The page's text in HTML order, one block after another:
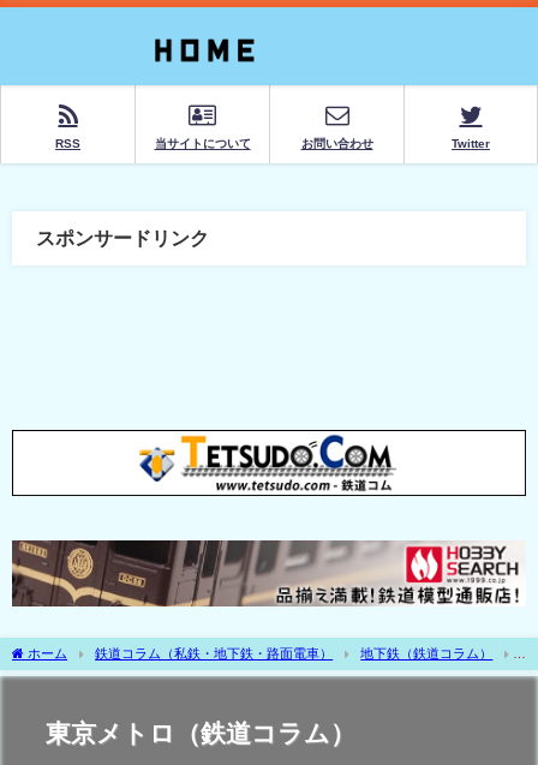
RSS 当サイトについて お問い合わせ Twitter
スポンサードリンク
ホーム 鉄道コラム（私鉄・地下鉄・路面電車）
地下鉄（鉄道コラム）
東京メトロ（鉄道コラム）
東京メトロ（鉄道コラム）